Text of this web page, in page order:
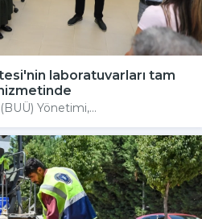
laboratuvarları tam
Yönetimi,...